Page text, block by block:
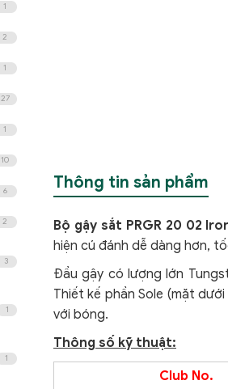
Thông tin sản phẩm
Bộ gậy sắt PRGR 20 02
hiện cú đánh dễ dàng hơn,
Đầu gậy có lượng lớn
Thiết kế phần Sole (mặt
với bóng.
Thông số kỹ thuật:
Club No.
1
2
1
27
1
10
6
2
3
1
1